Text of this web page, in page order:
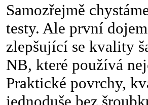
Samozřejmě
testy. Ale první
zlepšující se kvality
NB, které používá
Praktické povrchy,
jednoduše bez